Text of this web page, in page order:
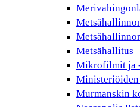
Metsähallitus
Mikrofilmit ja
Murmanskin